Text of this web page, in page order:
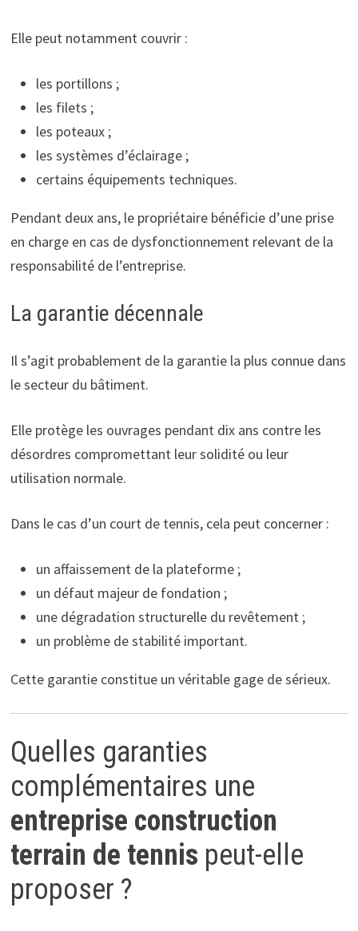
Elle peut notamment couvrir :
les portillons ;
les filets ;
les poteaux ;
les systèmes d’éclairage ;
certains équipements techniques.
Pendant deux ans, le propriétaire bénéficie d’une prise
en charge en cas de dysfonctionnement relevant de la
responsabilité de l’entreprise.
La garantie décennale
Il s’agit probablement de la garantie la plus connue dans
le secteur du bâtiment.
Elle protège les ouvrages pendant dix ans contre les
désordres compromettant leur solidité ou leur
utilisation normale.
Dans le cas d’un court de tennis, cela peut concerner :
un affaissement de la plateforme ;
un défaut majeur de fondation ;
une dégradation structurelle du revêtement ;
un problème de stabilité important.
Cette garantie constitue un véritable gage de sérieux.
Quelles garanties
complémentaires une
entreprise construction
terrain de tennis peut-elle
proposer ?